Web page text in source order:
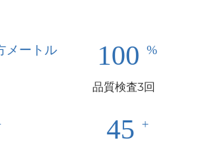
100
品質検査3回
45